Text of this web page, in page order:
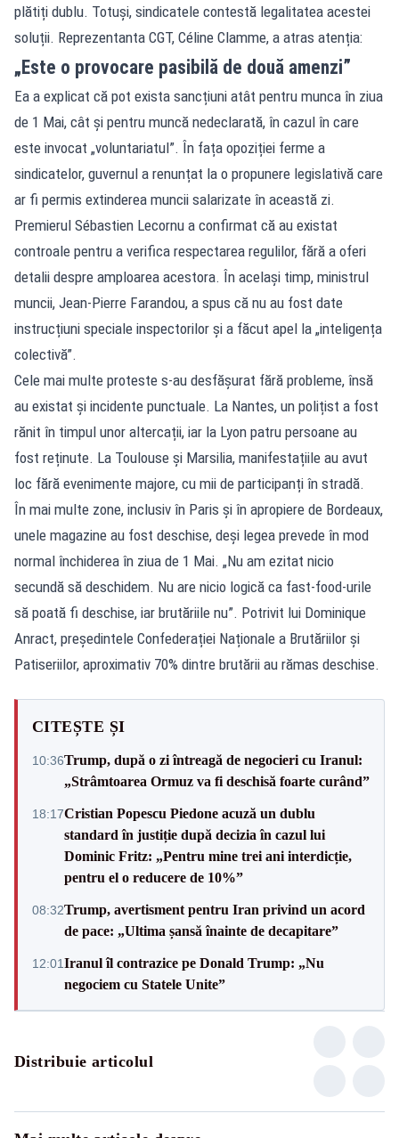
plătiți dublu. Totuși, sindicatele contestă legalitatea acestei
soluții. Reprezentanta CGT, Céline Clamme, a atras atenția:
„Este o provocare pasibilă de două amenzi”
Ea a explicat că pot exista sancțiuni atât pentru munca în ziua
de 1 Mai, cât și pentru muncă nedeclarată, în cazul în care
este invocat „voluntariatul”. În fața opoziției ferme a
sindicatelor, guvernul a renunțat la o propunere legislativă care
ar fi permis extinderea muncii salarizate în această zi.
Premierul Sébastien Lecornu a confirmat că au existat
controale pentru a verifica respectarea regulilor, fără a oferi
detalii despre amploarea acestora. În același timp, ministrul
muncii, Jean-Pierre Farandou, a spus că nu au fost date
instrucțiuni speciale inspectorilor și a făcut apel la „inteligența
colectivă”.
Cele mai multe proteste s-au desfășurat fără probleme, însă
au existat și incidente punctuale. La Nantes, un polițist a fost
rănit în timpul unor altercații, iar la Lyon patru persoane au
fost reținute. La Toulouse și Marsilia, manifestațiile au avut
loc fără evenimente majore, cu mii de participanți în stradă.
În mai multe zone, inclusiv în Paris și în apropiere de Bordeaux,
unele magazine au fost deschise, deși legea prevede în mod
normal închiderea în ziua de 1 Mai. „Nu am ezitat nicio
secundă să deschidem. Nu are nicio logică ca fast-food-urile
să poată fi deschise, iar brutăriile nu”. Potrivit lui Dominique
Anract, președintele Confederației Naționale a Brutăriilor și
Patiseriilor, aproximativ 70% dintre brutării au rămas deschise.
CITEȘTE ȘI
10:36Trump, după o zi întreagă de negocieri cu Iranul:
„Strâmtoarea Ormuz va fi deschisă foarte curând”
18:17Cristian Popescu Piedone acuză un dublu
standard în justiție după decizia în cazul lui
Dominic Fritz: „Pentru mine trei ani interdicție,
pentru el o reducere de 10%”
08:32Trump, avertisment pentru Iran privind un acord
de pace: „Ultima șansă înainte de decapitare”
12:01Iranul îl contrazice pe Donald Trump: „Nu
negociem cu Statele Unite”
Distribuie articolul